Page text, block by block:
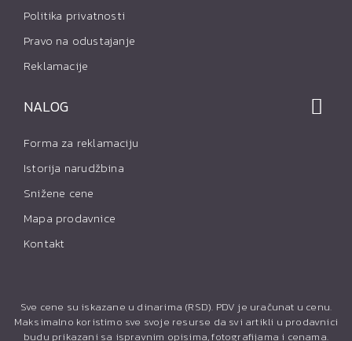
Politika privatnosti
Pravo na odustajanje
Reklamacije
NALOG
Forma za reklamaciju
Istorija narudžbina
Snižene cene
Mapa prodavnice
Kontakt
Sve cene su iskazane u dinarima (RSD). PDV je uračunat u cenu.
Maksimalno koristimo sve svoje resurse da svi artikli u prodavnici
budu prikazani sa ispravnim opisima, fotografijama i cenama.